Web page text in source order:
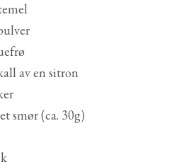
av en sitron
smør (ca. 30g)